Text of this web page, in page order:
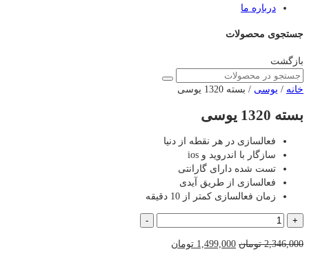
درباره ما
جستجوی محصولات
بازگشت
خانه / یوسی / بسته 1320 یوسی
بسته 1320 یوسی
فعالسازی در هر نقطه از دنیا
سازگار با اندروید و ios
تست شده دارای گارانتی
فعالسازی از طریق آیدی
زمان فعالسازی کمتر از 10 دقیقه
+
بسته
یوسی
-
2,346,000 تومان قیمت
1,499,000 تومان